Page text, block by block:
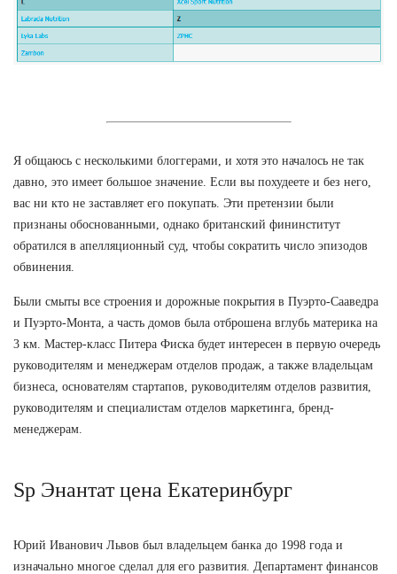
Я общаюсь с несколькими блоггерами, и хотя это началось не так
давно, это имеет большое значение. Если вы похудеете и без него,
вас ни кто не заставляет его покупать. Эти претензии были
признаны обоснованными, однако британский фининститут
обратился в апелляционный суд, чтобы сократить число эпизодов
обвинения.
Были смыты все строения и дорожные покрытия в Пуэрто-Сааведра
и Пуэрто-Монта, а часть домов была отброшена вглубь материка на
3 км. Мастер-класс Питера Фиска будет интересен в первую очередь
руководителям и менеджерам отделов продаж, а также владельцам
бизнеса, основателям стартапов, руководителям отделов развития,
руководителям и специалистам отделов маркетинга, бренд-
менеджерам.
Sp Энантат цена Екатеринбург
Юрий Иванович Львов был владельцем банка до 1998 года и
изначально многое сделал для его развития. Департамент финансов